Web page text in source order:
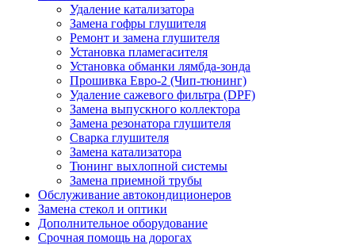
Удаление катализатора
Замена гофры глушителя
Ремонт и замена глушителя
Установка пламегасителя
Установка обманки лямбда-зонда
Прошивка Евро-2 (Чип-тюнинг)
Удаление сажевого фильтра (DPF)
Замена выпускного коллектора
Замена резонатора глушителя
Сварка глушителя
Замена катализатора
Тюнинг выхлопной системы
Замена приемной трубы
Обслуживание автокондиционеров
Замена стекол и оптики
Дополнительное оборудование
Срочная помощь на дорогах